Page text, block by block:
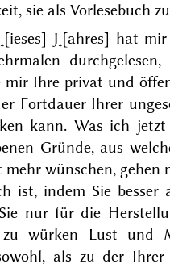
sie als Vorlesebuch
J˖[ahres] hat mir
mir Ihre privat und
Fortdauer Ihrer
kann. Was ich
Gründe, aus
wünschen,
ist, indem Sie
nur für die
würken Lust und
als zu der